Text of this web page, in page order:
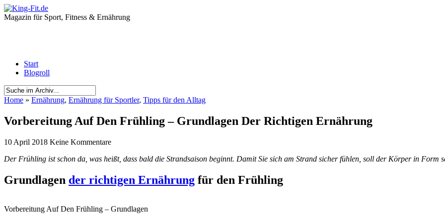
Magazin für Sport, Fitness & Ernährung
Start
Blogroll
Home » Ernährung, Ernährung für Sportler, Tipps für den Alltag
Vorbereitung Auf Den Frühling – Grundlagen Der Richtigen Ernährung
10 April 2018 Keine Kommentare
Der Frühling ist schon da, was heißt, dass bald die Strandsaison beginnt. Damit Sie sich am Strand sicher fühlen, soll der Körper in Form
Grundlagen der richtigen Ernährung für den Frühling
Vorbereitung Auf Den Frühling – Grundlagen